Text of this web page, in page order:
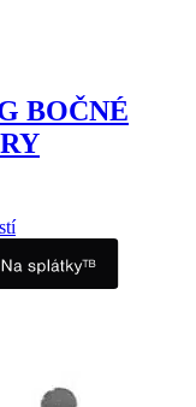
BOČNÉ
Tento
má
viacero
vybrať